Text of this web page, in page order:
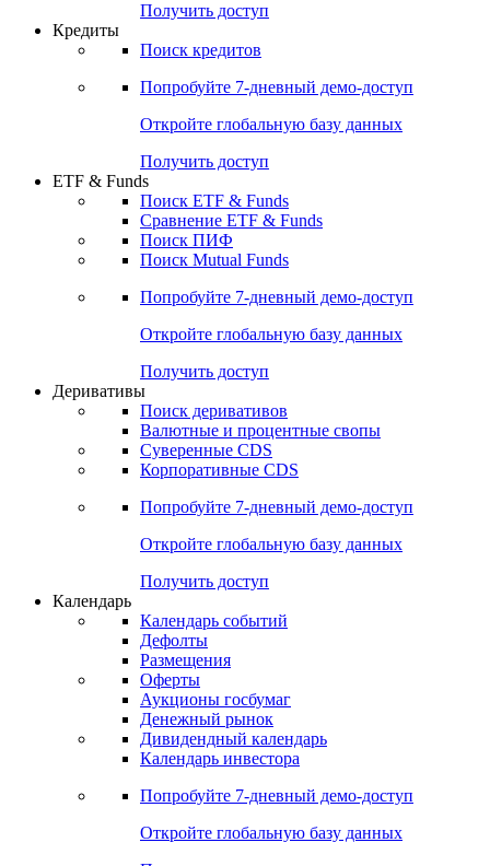
Получить доступ
Кредиты
Поиск кредитов
Попробуйте 7-дневный демо-доступ
Откройте глобальную базу данных
Получить доступ
ETF & Funds
Поиск ETF & Funds
Сравнение ETF & Funds
Поиск ПИФ
Поиск Mutual Funds
Попробуйте 7-дневный демо-доступ
Откройте глобальную базу данных
Получить доступ
Деривативы
Поиск деривативов
Валютные и процентные свопы
Суверенные CDS
Корпоративные CDS
Попробуйте 7-дневный демо-доступ
Откройте глобальную базу данных
Получить доступ
Календарь
Календарь событий
Дефолты
Размещения
Оферты
Аукционы госбумаг
Денежный рынок
Дивидендный календарь
Календарь инвестора
Попробуйте 7-дневный демо-доступ
Откройте глобальную базу данных